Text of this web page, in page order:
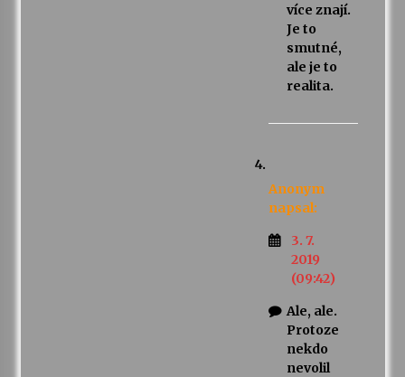
více znají.
Je to
smutné,
ale je to
realita.
Anonym
napsal:
3. 7.
2019
(09:42)
Ale, ale.
Protoze
nekdo
nevolil